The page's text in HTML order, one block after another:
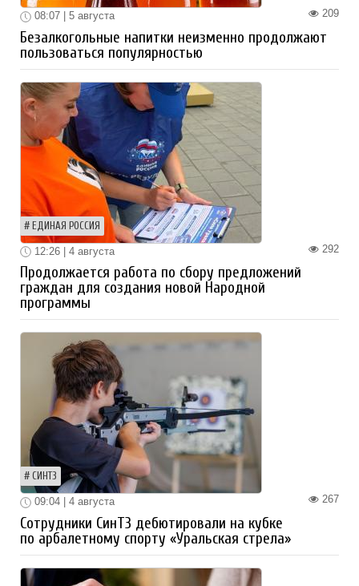
209
08:07 | 5 августа
Безалкогольные напитки неизменно продолжают
пользоваться популярностью
ЕДИНАЯ РОССИЯ
292
12:26 | 4 августа
Продолжается работа по сбору предложений
граждан для создания новой Народной
программы
СИНТЗ
267
09:04 | 4 августа
Сотрудники СинТЗ дебютировали на кубке
по арбалетному спорту «Уральская стрела»